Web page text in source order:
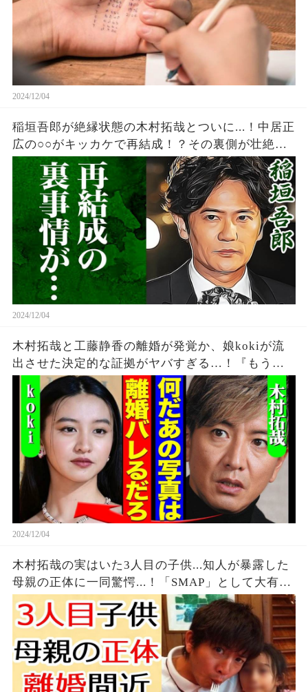
2024/12/04
稲垣吾郎が絶縁状態の木村拓哉とついに...！中居正
広の○○がキッカケで再結成！？その裏側が壮絶で
ヤバい・・
2024/12/04
木村拓哉と工藤静香の離婚が発覚か、娘kokiが流
出させた決定的な証拠がヤバすぎる…！『もう隠
しません』妻の堂々とした様子や本音に一同驚愕
【芸能】
2024/12/04
木村拓哉の実はいた3人目の子供...知人が暴露した
母親の正体に一同驚愕...！「SMAP」として大有名
な元アイドルが工藤静香と1年前からの別居生活で
離婚間近の真相に言葉を失う...